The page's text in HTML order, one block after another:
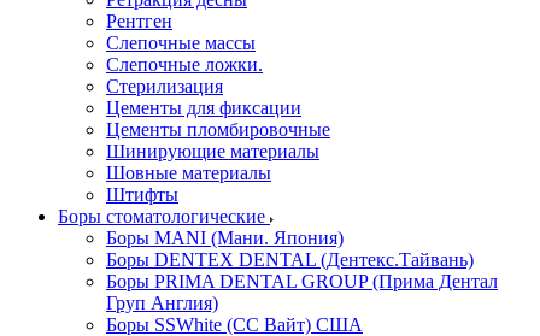
Рентген
Слепочные массы
Слепочные ложки.
Стерилизация
Цементы для фиксации
Цементы пломбировочные
Шинирующие материалы
Шовные материалы
Штифты
Боры стоматологические
Боры MANI (Мани. Япония)
Боры DENTEX DENTAL (Дентекс.Тайвань)
Боры PRIMA DENTAL GROUP (Прима Дентал
Груп Англия)
Боры SSWhite (СС Вайт) США